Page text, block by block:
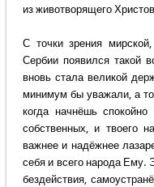
из животворящего
С точки зрения
Сербии появился такой
вновь стала великой
минимум бы уважали, а
когда начнёшь
собственных, и твоего
важнее и надёжнее
себя и всего народа Ему.
бездействия,